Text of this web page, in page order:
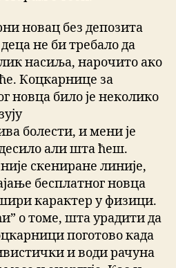
новац без депозита
не би требало да
насиља, нарочито ако
Коцкарнице за
новца било је неколико
болести, и мени је
десило али шта ћеш.
скениране линије,
бесплатног новца
карактер у физици.
о томе, шта урадити да
поготово када
и води рачуна